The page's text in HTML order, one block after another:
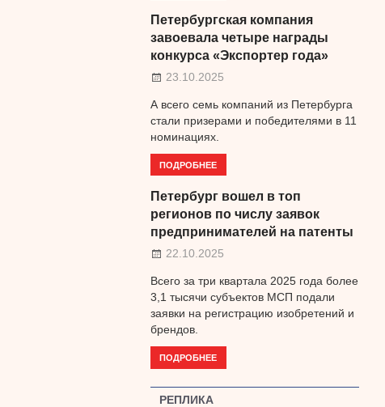
Петербургская компания
завоевала четыре награды
конкурса «Экспортер года»
23.10.2025
А всего семь компаний из Петербурга
стали призерами и победителями в 11
номинациях.
ПОДРОБНЕЕ
Петербург вошел в топ
регионов по числу заявок
предпринимателей на патенты
22.10.2025
Всего за три квартала 2025 года более
3,1 тысячи субъектов МСП подали
заявки на регистрацию изобретений и
брендов.
ПОДРОБНЕЕ
РЕПЛИКА